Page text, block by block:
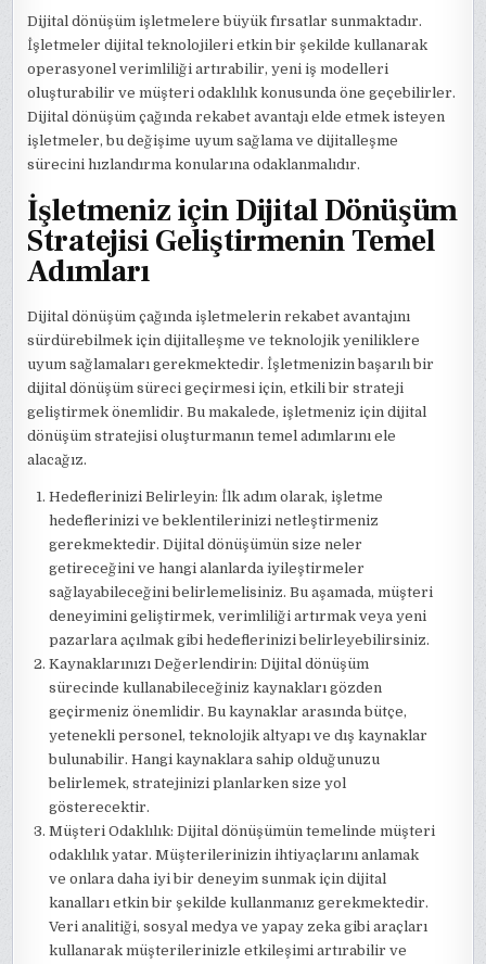
Dijital dönüşüm işletmelere büyük fırsatlar sunmaktadır.
İşletmeler dijital teknolojileri etkin bir şekilde kullanarak
operasyonel verimliliği artırabilir, yeni iş modelleri
oluşturabilir ve müşteri odaklılık konusunda öne geçebilirler.
Dijital dönüşüm çağında rekabet avantajı elde etmek isteyen
işletmeler, bu değişime uyum sağlama ve dijitalleşme
sürecini hızlandırma konularına odaklanmalıdır.
İşletmeniz için Dijital Dönüşüm
Stratejisi Geliştirmenin Temel
Adımları
Dijital dönüşüm çağında işletmelerin rekabet avantajını
sürdürebilmek için dijitalleşme ve teknolojik yeniliklere
uyum sağlamaları gerekmektedir. İşletmenizin başarılı bir
dijital dönüşüm süreci geçirmesi için, etkili bir strateji
geliştirmek önemlidir. Bu makalede, işletmeniz için dijital
dönüşüm stratejisi oluşturmanın temel adımlarını ele
alacağız.
Hedeflerinizi Belirleyin: İlk adım olarak, işletme
hedeflerinizi ve beklentilerinizi netleştirmeniz
gerekmektedir. Dijital dönüşümün size neler
getireceğini ve hangi alanlarda iyileştirmeler
sağlayabileceğini belirlemelisiniz. Bu aşamada, müşteri
deneyimini geliştirmek, verimliliği artırmak veya yeni
pazarlara açılmak gibi hedeflerinizi belirleyebilirsiniz.
Kaynaklarınızı Değerlendirin: Dijital dönüşüm
sürecinde kullanabileceğiniz kaynakları gözden
geçirmeniz önemlidir. Bu kaynaklar arasında bütçe,
yetenekli personel, teknolojik altyapı ve dış kaynaklar
bulunabilir. Hangi kaynaklara sahip olduğunuzu
belirlemek, stratejinizi planlarken size yol
gösterecektir.
Müşteri Odaklılık: Dijital dönüşümün temelinde müşteri
odaklılık yatar. Müşterilerinizin ihtiyaçlarını anlamak
ve onlara daha iyi bir deneyim sunmak için dijital
kanalları etkin bir şekilde kullanmanız gerekmektedir.
Veri analitiği, sosyal medya ve yapay zeka gibi araçları
kullanarak müşterilerinizle etkileşimi artırabilir ve